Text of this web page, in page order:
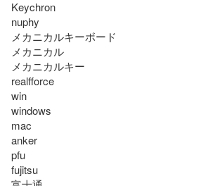
Keychron
nuphy
メカニカルキーボード
メカニカル
メカニカルキー
realfforce
win
windows
mac
anker
pfu
fujitsu